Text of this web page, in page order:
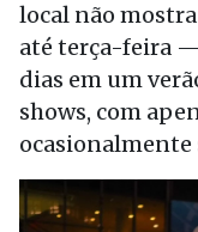
local não
até terça-feira
dias em um
shows, com
ocasionalmente